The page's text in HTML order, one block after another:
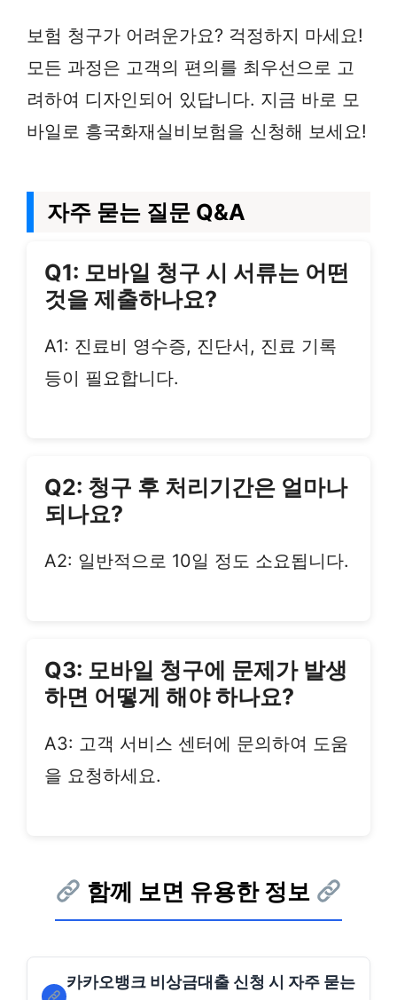
보험 청구가 어려운가요? 걱정하지 마세요!
모든 과정은 고객의 편의를 최우선으로 고
려하여 디자인되어 있답니다. 지금 바로 모
바일로 흥국화재실비보험을 신청해 보세요!
자주 묻는 질문 Q&A
Q1: 모바일 청구 시 서류는 어떤
것을 제출하나요?
A1: 진료비 영수증, 진단서, 진료 기록
등이 필요합니다.
Q2: 청구 후 처리기간은 얼마나
되나요?
A2: 일반적으로 10일 정도 소요됩니다.
Q3: 모바일 청구에 문제가 발생
하면 어떻게 해야 하나요?
A3: 고객 서비스 센터에 문의하여 도움
을 요청하세요.
함께 보면 유용한 정보
카카오뱅크 비상금대출 신청 시 자주 묻는